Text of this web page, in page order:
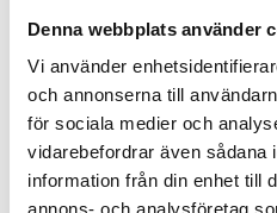
Denna webbplats använder
Vi använder
och annonserna till
för sociala medier och
vidarebefordrar även sådana
information från din enhet till
400 aktiva kunder. Det
och Evonik är ett exempel på
affärsrelation, byggd på en
värderingar och gemensam
kontinuerlig utveckling.